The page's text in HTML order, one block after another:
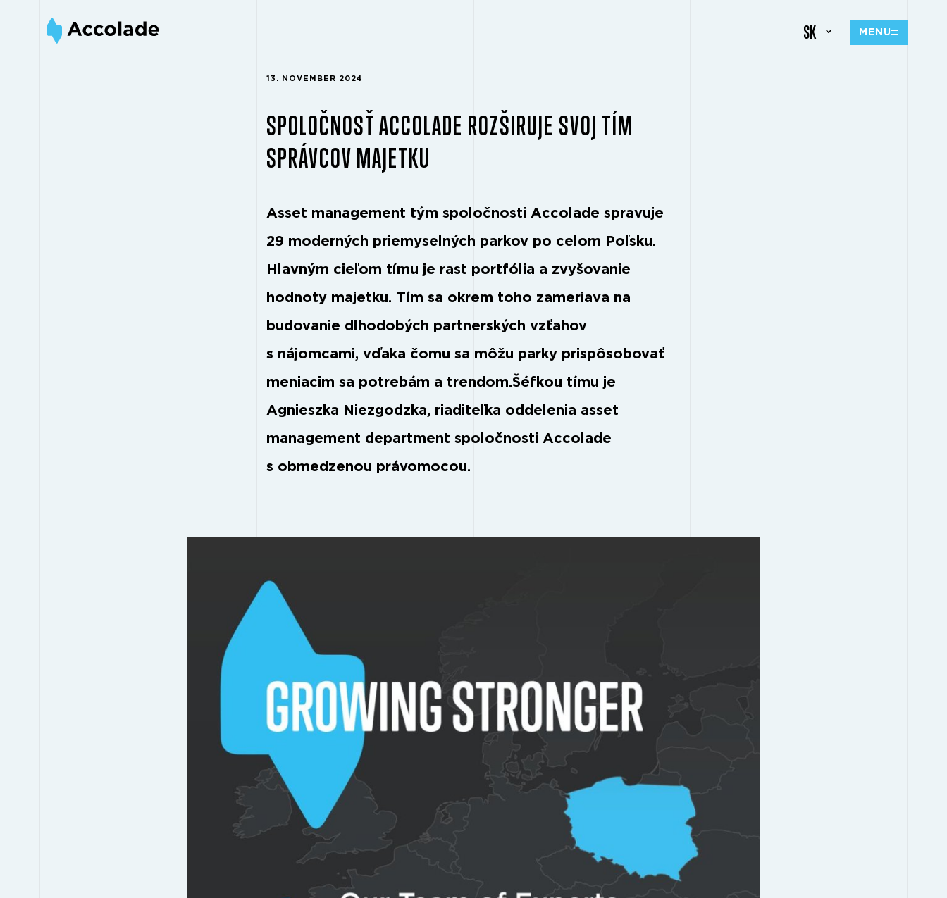
SK MENU
13. NOVEMBER 2024
SPOLOČNOSŤ ACCOLADE ROZŠIRUJE SVOJ TÍM
SPRÁVCOV MAJETKU
Asset management tým spoločnosti Accolade spravuje
29 moderných priemyselných parkov po celom Poľsku.
Hlavným cieľom tímu je rast portfólia a zvyšovanie
hodnoty majetku. Tím sa okrem toho zameriava na
budovanie dlhodobých partnerských vzťahov
s nájomcami, vďaka čomu sa môžu parky prispôsobovať
meniacim sa potrebám a trendom.Šéfkou tímu je
Agnieszka Niezgodzka, riaditeľka oddelenia asset
management department spoločnosti Accolade
s obmedzenou právomocou.